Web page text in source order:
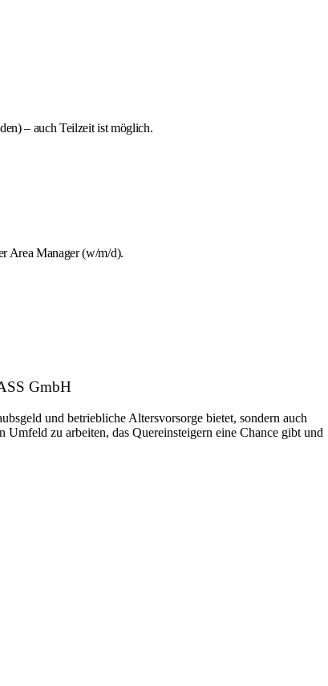
– auch Teilzeit ist möglich.
Area Manager (w/m/d).
GmbH
und betriebliche Altersvorsorge bietet, sondern auch
zu arbeiten, das Quereinsteigern eine Chance gibt und